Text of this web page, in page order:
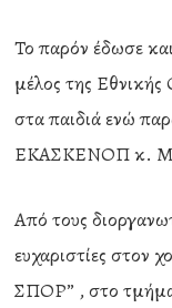
Το παρόν έδωσε
μέλος της
στα παιδιά ενώ
ΕΚΑΣΚΕΝΟΠ κ. Μ.
Από τους
ευχαριστίες
ΣΠΟΡ” , στο